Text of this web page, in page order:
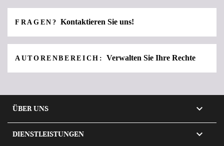
FRAGEN? Kontaktieren Sie uns!
AUTORENBEREICH: Verwalten Sie Ihre Rechte
ÜBER UNS 
DIENSTLEISTUNGEN 